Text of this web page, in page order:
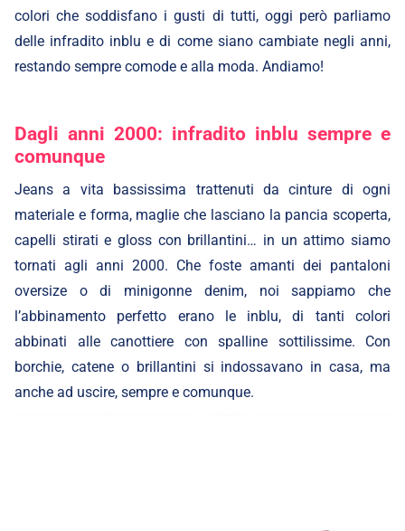
colori che soddisfano i gusti di tutti, oggi però parliamo
delle infradito inblu e di come siano cambiate negli anni,
restando sempre comode e alla moda. Andiamo!
Dagli anni 2000: infradito inblu sempre e
comunque
Jeans a vita bassissima trattenuti da cinture di ogni
materiale e forma, maglie che lasciano la pancia scoperta,
capelli stirati e gloss con brillantini… in un attimo siamo
tornati agli anni 2000. Che foste amanti dei pantaloni
oversize o di minigonne denim, noi sappiamo che
l’abbinamento perfetto erano le inblu, di tanti colori
abbinati alle canottiere con spalline sottilissime. Con
borchie, catene o brillantini si indossavano in casa, ma
anche ad uscire, sempre e comunque.